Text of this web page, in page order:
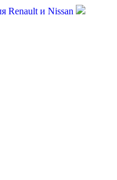
Renault и Nissan